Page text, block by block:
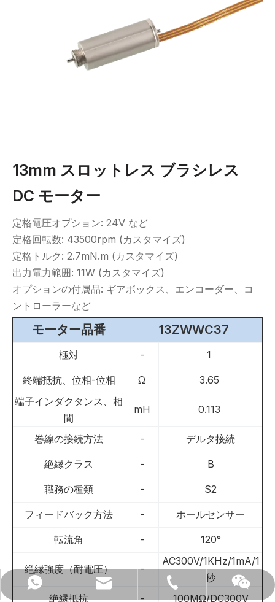
13mm スロットレス ブラシレス
DC モーター
定格電圧オプション: 24V など
定格回転数: 43500rpm (カスタマイズ)
定格トルク: 2.7mN.m (カスタマイズ)
出力電力範囲: 11W (カスタマイズ)
オプションの付属品: ギアボックス、エンコーダー、コ
ントローラーなど
モーター品番 13ZWWC37
極対 - 1
終端抵抗、位相-位相 Ω
3.65
端子インダクタンス、相
間
mH 0.113
巻線の接続方法 - デルタ接続
絶縁クラス - B
職務の種類 - S2
フィードバック方法 - ホールセンサー
転流角 - 120°
絶縁強度（耐電圧） -
AC300V/1KHz/1mA/1
秒
絶縁抵抗
- 100MΩ/DC300V
008613912315681
anna@modarmotor.com
+86- 13912315681